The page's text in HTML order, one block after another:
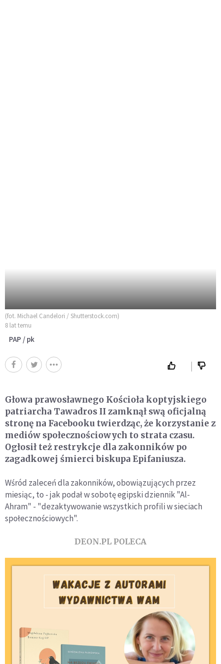
(fot. Michael Candelori / Shutterstock.com)
8 lat temu
PAP / pk
Głowa prawosławnego Kościoła koptyjskiego
patriarcha Tawadros II zamknął swą oficjalną
stronę na Facebooku twierdząc, że korzystanie z
mediów społecznościowych to strata czasu.
Ogłosił też restrykcje dla zakonników po
zagadkowej śmierci biskupa Epifaniusza.
Wśród zaleceń dla zakonników, obowiązujących przez
miesiąc, to - jak podał w sobotę egipski dziennik "Al-
Ahram" - "dezaktywowanie wszystkich profili w sieciach
społecznościowych".
DEON.PL POLECA